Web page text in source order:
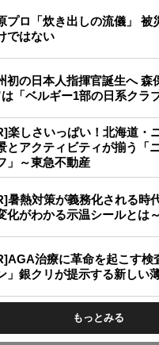
プロ「炊き出しの流儀」 被
ではない
初の日本人指揮官誕生へ 森
「ベルギー1部の日系クラ
楽しさいっぱい！北海道・
とアクティビティが揃う「
」～東急不動産
暑熱対策が義務化される時
化がわかる示温シールとは
治療に革命を起こす検
」銀クリが提示する新しい
もっとみる